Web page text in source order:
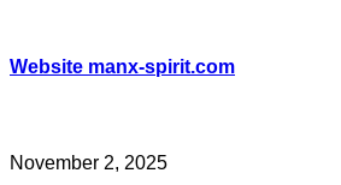
content
Website manx-spirit.com
November 2, 2025